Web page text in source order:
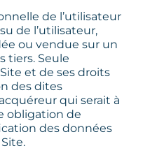
de l’utilisateur
de l’utilisateur,
ou vendue sur un
tiers. Seule
et de ses droits
des dites
qui serait à
obligation de
des données